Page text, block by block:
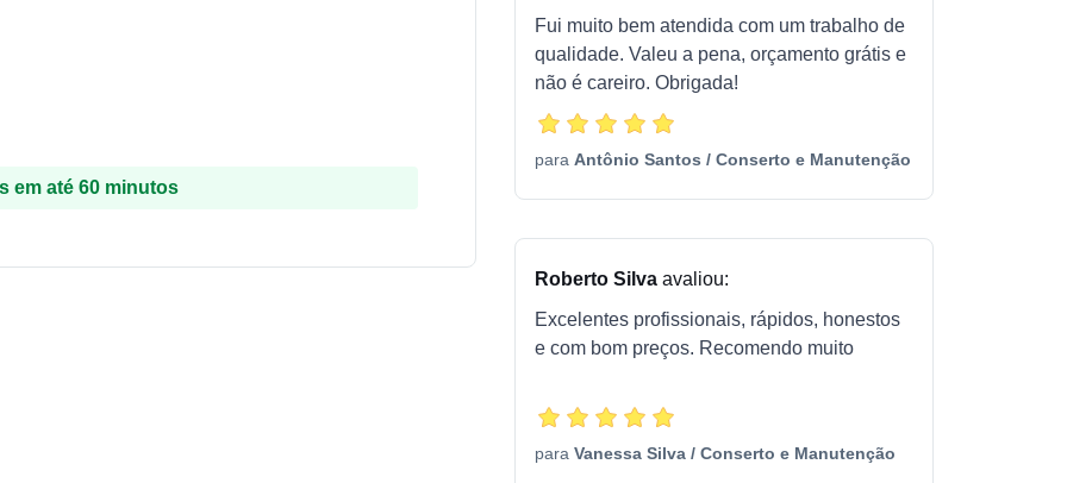
em até 60 minutos
Fui muito bem atendida com um trabalho de
qualidade. Valeu a pena, orçamento grátis e
não é careiro. Obrigada!
para Antônio Santos / Conserto e Manutenção
Roberto Silva avaliou:
Excelentes profissionais, rápidos, honestos
e com bom preços. Recomendo muito
para Vanessa Silva / Conserto e Manutenção